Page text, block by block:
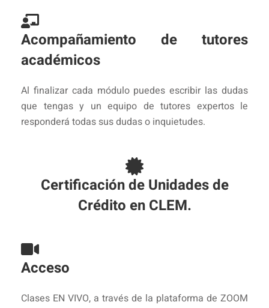
Acompañamiento de tutores
académicos
Al finalizar cada módulo puedes escribir las dudas
que tengas y un equipo de tutores expertos le
responderá todas sus dudas o inquietudes.
Certificación de Unidades de
Crédito en CLEM.
Acceso
Clases EN VIVO, a través de la plataforma de ZOOM